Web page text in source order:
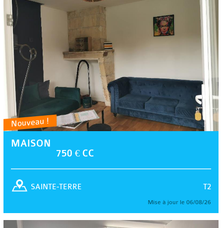
Nouveau !
MAISON
750 € CC
T2
SAINTE-TERRE
Mise à jour le 06/08/26